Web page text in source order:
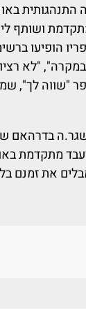
התנהגותית
ושותף
הופיעו
במקרה", "לא
"שווה לך",
בדרהאם
מתקדמת
את זמנם